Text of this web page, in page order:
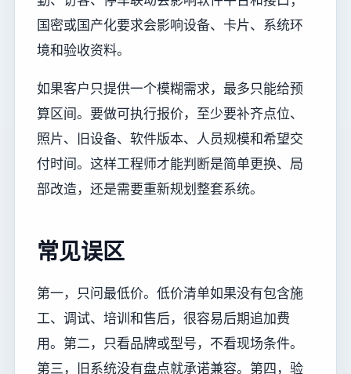
国密或国产化要求会影响设备、卡片、系统环
境和验收资料。
如果客户只提供一个模糊需求，最多只能给预
算区间。要做可执行报价，至少要补齐点位、
照片、旧设备、软件版本、人员规模和希望交
付时间。这样工程师才能判断是简单更换、局
部改造，还是需要重新规划整套系统。
常见误区
第一，只问最低价。低价清单如果没有包含施
工、调试、培训和售后，很容易后期追加费
用。第二，只看品牌或型号，不看现场条件。
第三，旧系统没有盘点就承诺兼容。第四，验